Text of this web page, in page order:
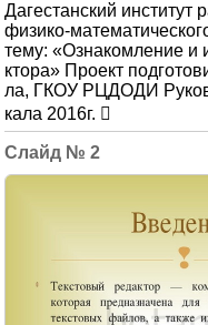
Дагестанский
физико-
тему: «Ознакомление и
ктора» Проект
ла, ГКОУ РЦДОДИ
кала 2016г. 
2